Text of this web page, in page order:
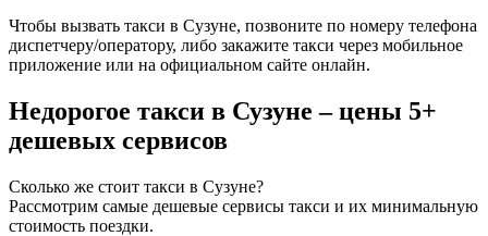
Чтобы вызвать такси в Сузуне, позвоните по номеру телефона
диспетчеру/оператору, либо закажите такси через мобильное
приложение или на официальном сайте онлайн.
Недорогое такси в Сузуне – цены 5+
дешевых сервисов
Сколько же стоит такси в Сузуне?
Рассмотрим самые дешевые сервисы такси и их минимальную
стоимость поездки.